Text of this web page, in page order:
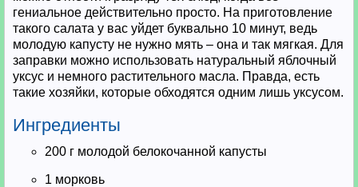
гениальное действительно просто. На приготовление
такого салата у вас уйдет буквально 10 минут, ведь
молодую капусту не нужно мять – она и так мягкая. Для
заправки можно использовать натуральный яблочный
уксус и немного растительного масла. Правда, есть
такие хозяйки, которые обходятся одним лишь уксусом.
Ингредиенты
200 г молодой белокочанной капусты
1 морковь